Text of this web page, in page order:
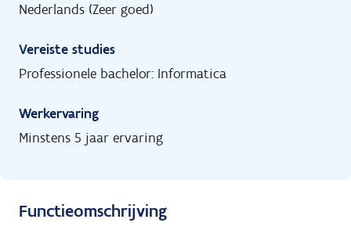
Nederlands (Zeer goed)
Vereiste studies
Professionele bachelor: Informatica
Werkervaring
Minstens 5 jaar ervaring
Functieomschrijving